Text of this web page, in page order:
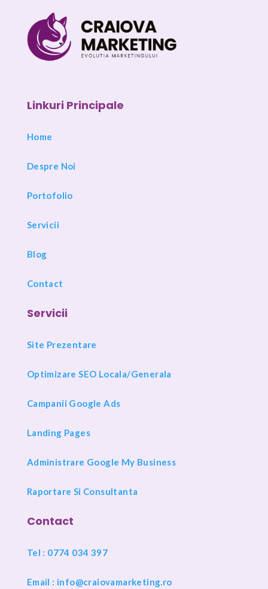
Linkuri Principale
Home
Despre Noi
Portofolio
Servicii
Blog
Contact
Servicii
Site Prezentare
Optimizare SEO Locala/Generala
Campanii Google Ads
Landing Pages
Administrare Google My Business
Raportare Si Consultanta
Contact
Tel : 0774 034 397
Email : info@craiovamarketing.ro